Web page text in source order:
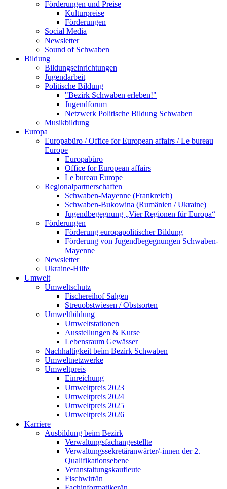
Förderungen und Preise
Kulturpreise
Förderungen
Social Media
Newsletter
Sound of Schwaben
Bildung
Bildungseinrichtungen
Jugendarbeit
Politische Bildung
"Bezirk Schwaben erleben!"
Jugendforum
Netzwerk Politische Bildung Schwaben
Musikbildung
Europa
Europabüro / Office for European affairs / Le bureau
Europe
Europabüro
Office for European affairs
Le bureau Europe
Regionalpartnerschaften
Schwaben-Mayenne (Frankreich)
Schwaben-Bukowina (Rumänien / Ukraine)
Jugendbegegnung „Vier Regionen für Europa“
Förderungen
Förderung europapolitischer Bildung
Förderung von Jugendbegegnungen Schwaben-
Mayenne
Newsletter
Ukraine-Hilfe
Umwelt
Umweltschutz
Fischereihof Salgen
Streuobstwiesen / Obstsorten
Umweltbildung
Umweltstationen
Ausstellungen & Kurse
Lebensraum Gewässer
Nachhaltigkeit beim Bezirk Schwaben
Umweltnetzwerke
Umweltpreis
Einreichung
Umweltpreis 2023
Umweltpreis 2024
Umweltpreis 2025
Umweltpreis 2026
Karriere
Ausbildung beim Bezirk
Verwaltungsfachangestellte
Verwaltungssekretäranwärter/-innen der 2.
Qualifikationsebene
Veranstaltungskaufleute
Fischwirt/in